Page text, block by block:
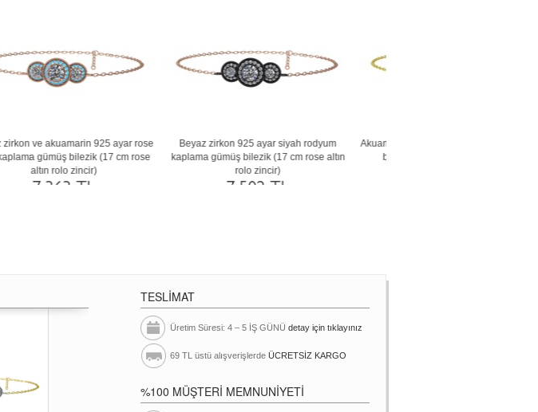
Swarovski ve rodolit garnet 18 ayar beyaz
altın bilezik (17 cm gümüş rolo zincir)
76.887 TL
Siyah zirkon ve dumanlı kuvars 925 ayar
siyah rodyum kaplama gümüş bilezik (17
cm gümüş rolo zincir)
7.017 TL
TESLİMAT
Üretim Süresi: 4 – 5 İŞ GÜNÜ detay için tıklayınız
69 TL üstü alışverişlerde ÜCRETSİZ KARGO
%100 MÜŞTERİ MEMNUNİYETİ